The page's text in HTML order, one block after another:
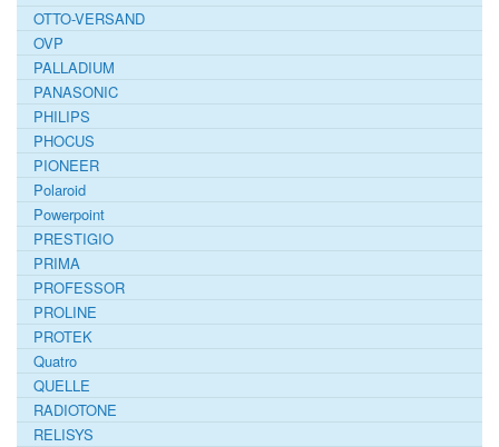
OTTO-VERSAND
OVP
PALLADIUM
PANASONIC
PHILIPS
PHOCUS
PIONEER
Polaroid
Powerpoint
PRESTIGIO
PRIMA
PROFESSOR
PROLINE
PROTEK
Quatro
QUELLE
RADIOTONE
RELISYS